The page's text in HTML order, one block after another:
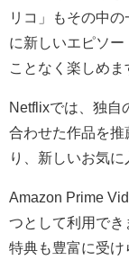
リコ」もその中
に新しいエピソ
ことなく楽しめま
Netflixでは、独自
合わせた作品を推
り、新しいお気に
Amazon Prime
つとして利用で
特典も豊富に受け